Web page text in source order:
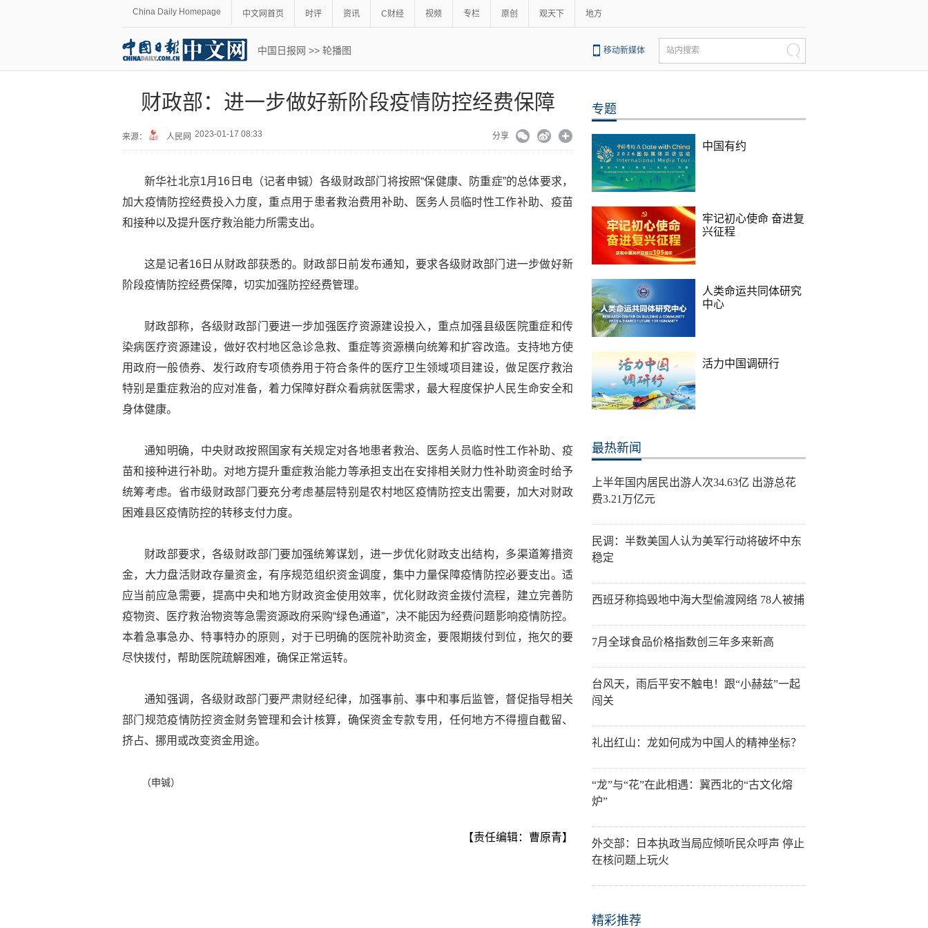
China Daily Homepage 中文网首页 时评 资讯 C财经 视频 专栏 原创 观天下 地方
中国日报网 >> 轮播图 移动新媒体 站内搜索
财政部：进一步做好新阶段疫情防控经费保障
来源： 人民网 2023-01-17 08:33 分享
新华社北京1月16日电（记者申铖）各级财政部门将按照“保健康、防重症”的总体要求，
加大疫情防控经费投入力度，重点用于患者救治费用补助、医务人员临时性工作补助、疫苗
和接种以及提升医疗救治能力所需支出。
这是记者16日从财政部获悉的。财政部日前发布通知，要求各级财政部门进一步做好新
阶段疫情防控经费保障，切实加强防控经费管理。
财政部称，各级财政部门要进一步加强医疗资源建设投入，重点加强县级医院重症和传
染病医疗资源建设，做好农村地区急诊急救、重症等资源横向统筹和扩容改造。支持地方使
用政府一般债券、发行政府专项债券用于符合条件的医疗卫生领域项目建设，做足医疗救治
特别是重症救治的应对准备，着力保障好群众看病就医需求，最大程度保护人民生命安全和
身体健康。
通知明确，中央财政按照国家有关规定对各地患者救治、医务人员临时性工作补助、疫
苗和接种进行补助。对地方提升重症救治能力等承担支出在安排相关财力性补助资金时给予
统筹考虑。省市级财政部门要充分考虑基层特别是农村地区疫情防控支出需要，加大对财政
困难县区疫情防控的转移支付力度。
财政部要求，各级财政部门要加强统筹谋划，进一步优化财政支出结构，多渠道筹措资
金，大力盘活财政存量资金，有序规范组织资金调度，集中力量保障疫情防控必要支出。适
应当前应急需要，提高中央和地方财政资金使用效率，优化财政资金拨付流程，建立完善防
疫物资、医疗救治物资等急需资源政府采购“绿色通道”，决不能因为经费问题影响疫情防控。
本着急事急办、特事特办的原则，对于已明确的医院补助资金，要限期拨付到位，拖欠的要
尽快拨付，帮助医院疏解困难，确保正常运转。
通知强调，各级财政部门要严肃财经纪律，加强事前、事中和事后监管，督促指导相关
部门规范疫情防控资金财务管理和会计核算，确保资金专款专用，任何地方不得擅自截留、
挤占、挪用或改变资金用途。
（申铖）
【责任编辑：曹原青】
专题
中国有约
牢记初心使命 奋进复
兴征程
人类命运共同体研究
中心
活力中国调研行
最热新闻
上半年国内居民出游人次34.63亿 出游总花
费3.21万亿元
民调：半数美国人认为美军行动将破坏中东
稳定
西班牙称捣毁地中海大型偷渡网络 78人被捕
7月全球食品价格指数创三年多来新高
台风天，雨后平安不触电！跟“小赫兹”一起
闯关
礼出红山：龙如何成为中国人的精神坐标？
“龙”与“花”在此相遇：冀西北的“古文化熔
炉”
外交部：日本执政当局应倾听民众呼声 停止
在核问题上玩火
精彩推荐